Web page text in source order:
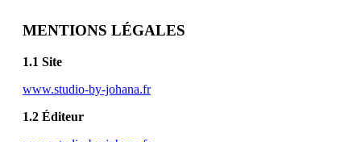
MENTIONS LÉGALES
1.1 Site
www.studio-by-johana.fr
1.2 Éditeur